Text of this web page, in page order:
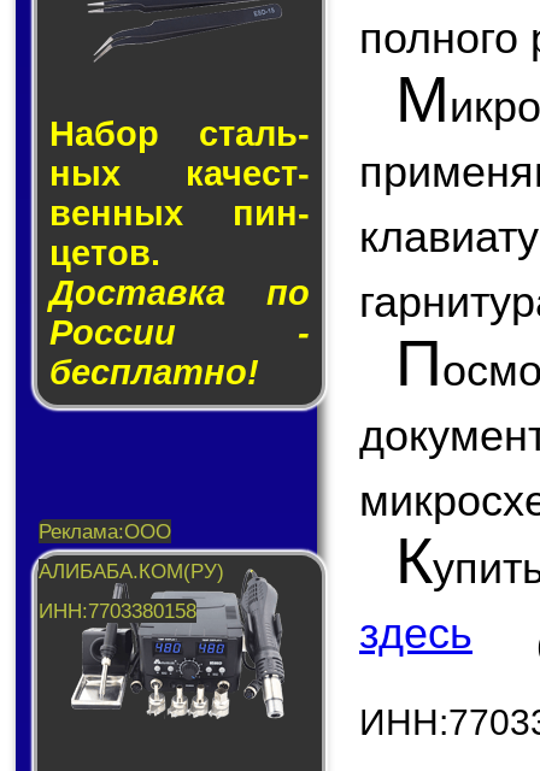
Набор сталь­
ных ка­чест­
вен­ных пин­
це­тов.
Доставка по
России -
бесплатно!
полного
М
П
К
здесь